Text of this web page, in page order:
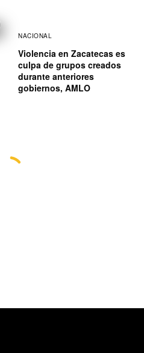
NACIONAL
Violencia en Zacatecas es
culpa de grupos creados
durante anteriores
gobiernos, AMLO